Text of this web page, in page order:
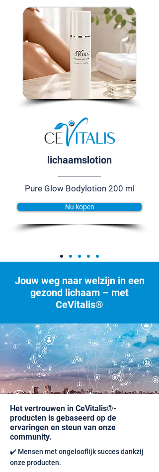
lichaamslotion
Pure Glow Bodylotion 200 ml
Nu kopen
Jouw weg naar welzijn in een
gezond lichaam – met
CeVitalis®
Het vertrouwen in CeVitalis®-
producten is gebaseerd op de
ervaringen en steun van onze
community.
✔️ Mensen met ongelooflijk succes dankzij
onze producten.